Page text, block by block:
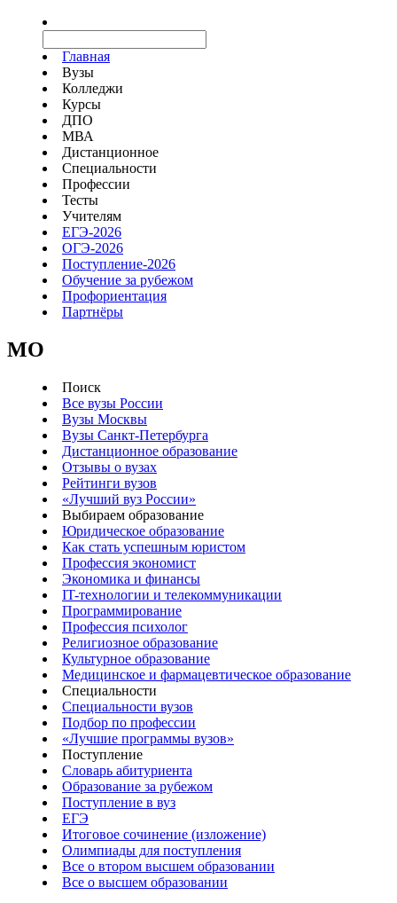
Главная
Вузы
Колледжи
Курсы
ДПО
МВА
Дистанционное
Специальности
Профессии
Тесты
Учителям
ЕГЭ-2026
ОГЭ-2026
Поступление-2026
Обучение за рубежом
Профориентация
Партнёры
MO
Поиск
Все вузы России
Вузы Москвы
Вузы Санкт-Петербурга
Дистанционное образование
Отзывы о вузах
Рейтинги вузов
«Лучший вуз России»
Выбираем образование
Юридическое образование
Как стать успешным юристом
Профессия экономист
Экономика и финансы
IT-технологии и телекоммуникации
Программирование
Профессия психолог
Религиозное образование
Культурное образование
Медицинское и фармацевтическое образование
Специальности
Специальности вузов
Подбор по профессии
«Лучшие программы вузов»
Поступление
Словарь абитуриента
Образование за рубежом
Поступление в вуз
ЕГЭ
Итоговое сочинение (изложение)
Олимпиады для поступления
Все о втором высшем образовании
Все о высшем образовании